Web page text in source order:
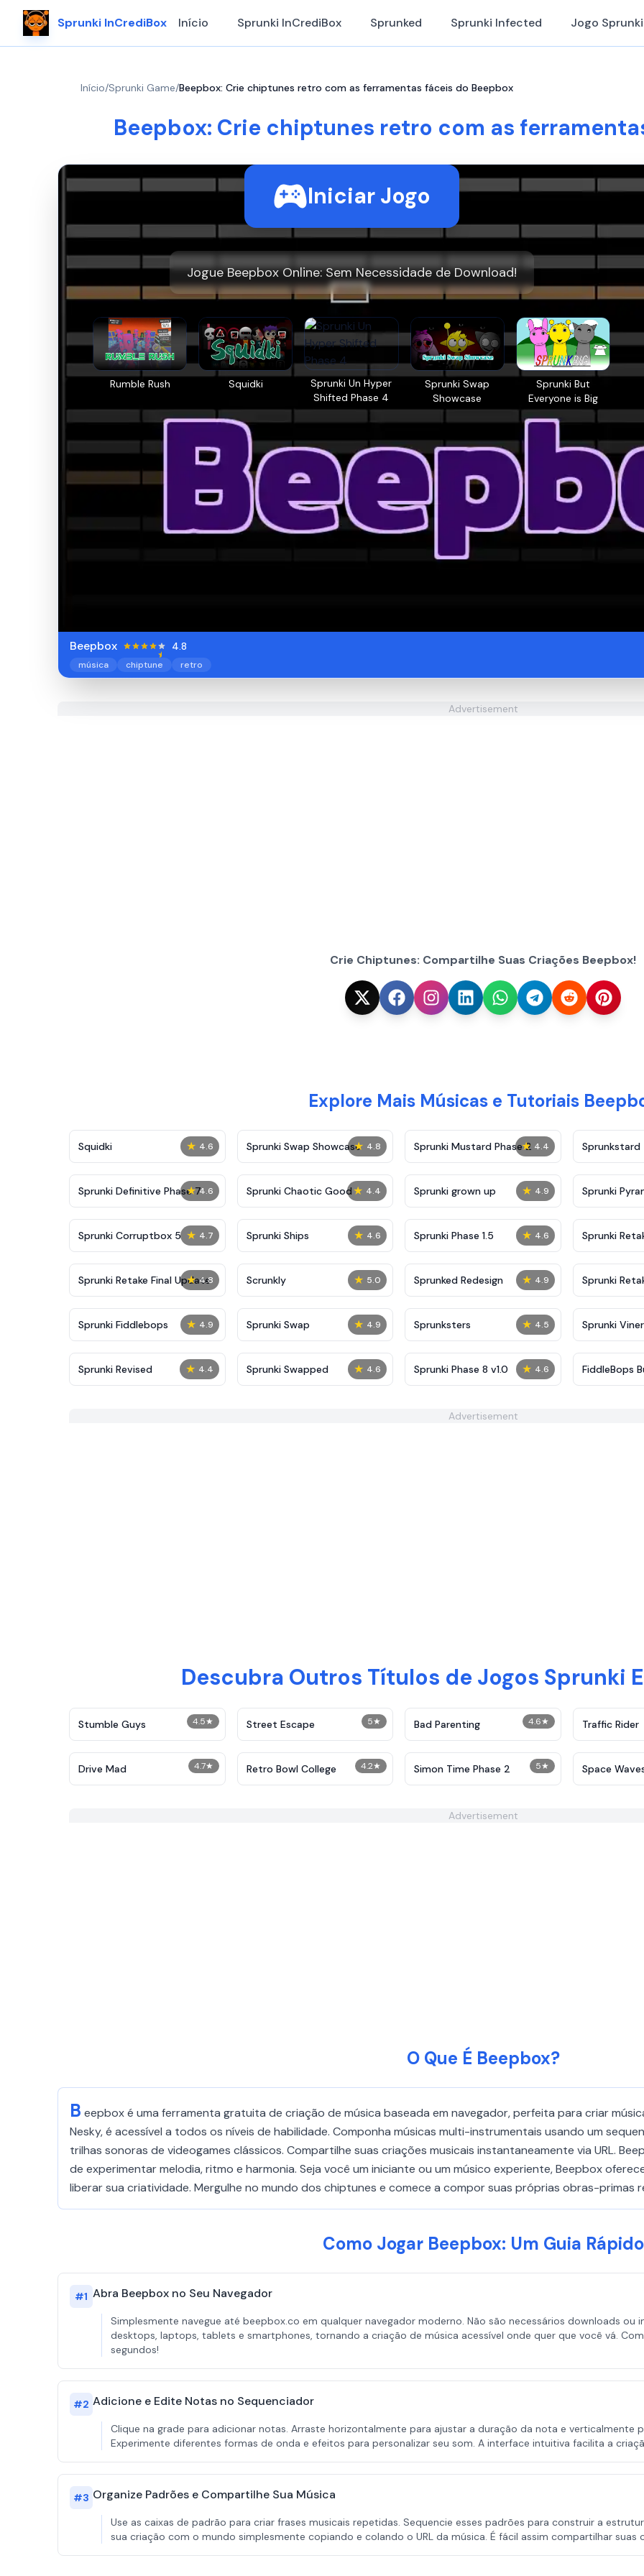
Sprunki InCrediBox Início Sprunki InCrediBox Sprunked Sprunki Infected Jogo Sprunki
Início/Sprunki Game/Beepbox: Crie chiptunes retro com as ferramentas fáceis do Beepbox
Beepbox: Crie chiptunes retro com as
Iniciar Jogo
Jogue Beepbox Online: Sem Necessidade de Download!
Rumble Rush Squidki
Sprunki Un Hyper
Shifted Phase 4
Sprunki Swap
Showcase
Sprunki But
Everyone is Big
Beepbox 4.8
música chiptune retro
Advertisement
Crie Chiptunes: Compartilhe Suas Criações Beepbox!
Explore Mais Músicas e Tutoriais
★ 4.6
Squidki ★ 4.8
Sprunki Swap Showcase ★ 4.4
Sprunki Mustard Phase 2 Sprunkstard
★ 4.6
Sprunki Definitive Phase 7 ★ 4.4
Sprunki Chaotic Good ★ 4.9
Sprunki grown up Sprunki
★ 4.7
Sprunki Corruptbox 5 ★ 4.6
Sprunki Ships ★ 4.6
Sprunki Phase 1.5 Sprunki
★ 4.8
Sprunki Retake Final Update ★ 5.0
Scrunkly ★ 4.9
Sprunked Redesign Sprunki
★ 4.9
Sprunki Fiddlebops ★ 4.9
Sprunki Swap ★ 4.5
Sprunksters Sprunki
★ 4.4
Sprunki Revised ★ 4.6
Sprunki Swapped ★ 4.6
Sprunki Phase 8 v1.0 FiddleBops
Advertisement
Descubra Outros Títulos de Jogos Sprunki
4.5★
Stumble Guys 5★
Street Escape 4.6★
Bad Parenting Traffic Rider
4.7★
Drive Mad 4.2★
Retro Bowl College 5★
Simon Time Phase 2 Space
Advertisement
O Que É Beepbox?
B eepbox é uma ferramenta gratuita de criação de música baseada em navegador, perfeita para criar
Nesky, é acessível a todos os níveis de habilidade. Componha músicas multi-instrumentais usando um
trilhas sonoras de videogames clássicos. Compartilhe suas criações musicais instantaneamente via URL.
de experimentar melodia, ritmo e harmonia. Seja você um iniciante ou um músico experiente, Beepbox
liberar sua criatividade. Mergulhe no mundo dos chiptunes e comece a compor suas próprias obras-primas
Como Jogar Beepbox: Um Guia Rápido
#1 Abra Beepbox no Seu Navegador
Simplesmente navegue até beepbox.co em qualquer navegador moderno. Não são necessários downloads
desktops, laptops, tablets e smartphones, tornando a criação de música acessível onde quer que você vá.
segundos!
#2 Adicione e Edite Notas no Sequenciador
Clique na grade para adicionar notas. Arraste horizontalmente para ajustar a duração da nota e verticalmente
Experimente diferentes formas de onda e efeitos para personalizar seu som. A interface intuitiva facilita a
#3 Organize Padrões e Compartilhe Sua Música
Use as caixas de padrão para criar frases musicais repetidas. Sequencie esses padrões para construir a
sua criação com o mundo simplesmente copiando e colando o URL da música. É fácil assim compartilhar suas